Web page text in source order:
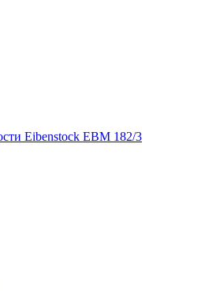
Eibenstock EBM 182/3